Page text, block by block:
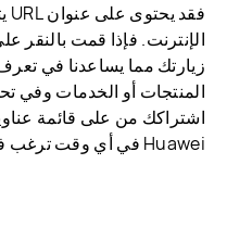
الإنترنت. فإذا قمت بالنقر
زيارتك مما يساعدنا في
المنتجات أو الخدمات وفي
اشتراكك من على قائمة
Huawei في أي وقت ترغب فيه عدم تعقبك بهذه الطريقة.